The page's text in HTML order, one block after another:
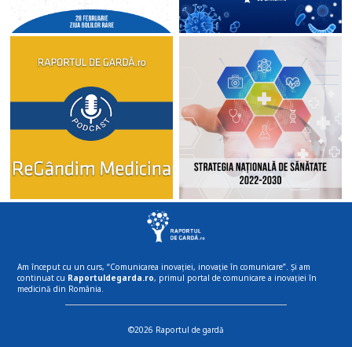
Am început cu un curs, “Comunicarea inovației, inovație în comunicare”. Și am
continuat cu Raportuldegarda.ro, primul portal de comunicare a inovației în
medicină din România.
©2026 Raportul de gardă